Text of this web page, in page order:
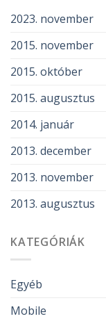
2023. november
2015. november
2015. október
2015. augusztus
2014. január
2013. december
2013. november
2013. augusztus
KATEGÓRIÁK
Egyéb
Mobile